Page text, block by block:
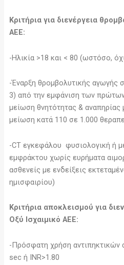
Κριτήρια για διενέργεια
ΑΕΕ:
-Ηλικία >18 και < 80 (ωστόσο,
-Έναρξη θρομβολυτικής αγωγής
3) από την εμφάνιση των
μείωση θνητότητας &
μείωση κατά 110 σε 1.000
-CT εγκεφάλου φυσιολογική ή
εμφράκτου χωρίς ευρήματα
ασθενείς με ενδείξεις
ημισφαιρίου)
Κριτήρια αποκλεισμού για
Οξύ Ισχαιμικό ΑΕΕ:
-Πρόσφατη χρήση
sec ή INR>1.80